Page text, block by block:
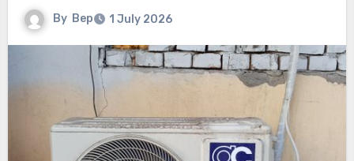
By Bep 1 July 2026